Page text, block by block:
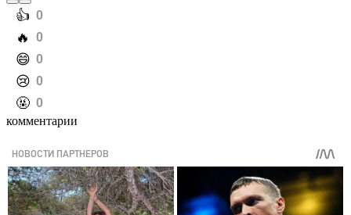
️👍 0
️🔥 0
️😄 0
️😢 0
️🤬 0
комментарии